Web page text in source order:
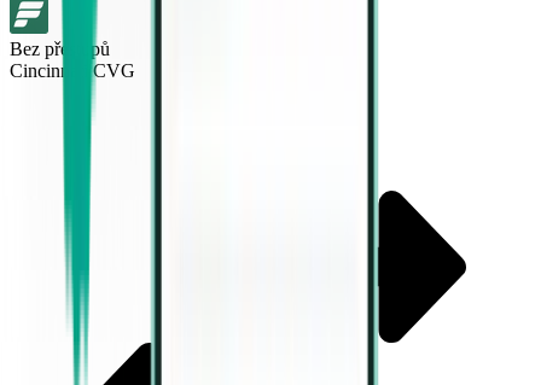
Bez přestupů
Cincinnati CVG